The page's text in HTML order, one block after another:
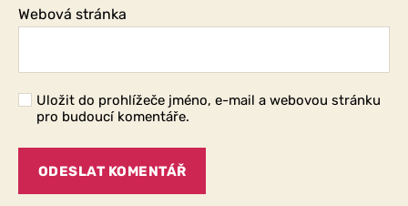
Webová stránka
Uložit do prohlížeče jméno, e-mail a webovou stránku
pro budoucí komentáře.